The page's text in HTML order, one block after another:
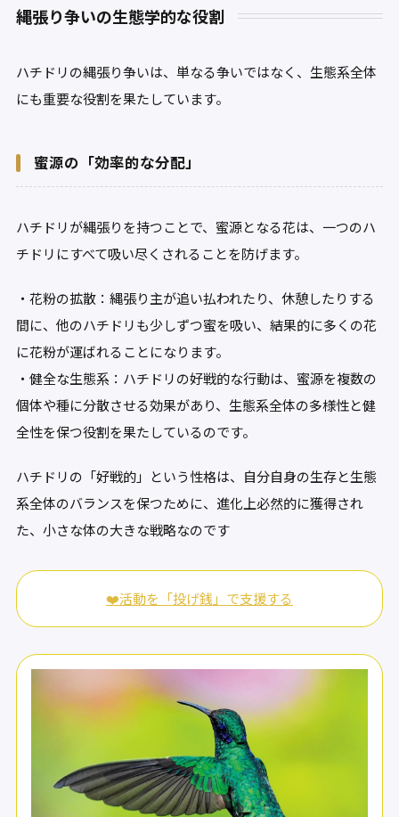
縄張り争いの生態学的な役割
ハチドリの縄張り争いは、単なる争いではなく、生態系全体
にも重要な役割を果たしています。
蜜源の「効率的な分配」
ハチドリが縄張りを持つことで、蜜源となる花は、一つのハ
チドリにすべて吸い尽くされることを防げます。
・花粉の拡散：縄張り主が追い払われたり、休憩したりする
間に、他のハチドリも少しずつ蜜を吸い、結果的に多くの花
に花粉が運ばれることになります。
・健全な生態系：ハチドリの好戦的な行動は、蜜源を複数の
個体や種に分散させる効果があり、生態系全体の多様性と健
全性を保つ役割を果たしているのです。
ハチドリの「好戦的」という性格は、自分自身の生存と生態
系全体のバランスを保つために、進化上必然的に獲得され
た、小さな体の大きな戦略なのです
❤️活動を「投げ銭」で支援する